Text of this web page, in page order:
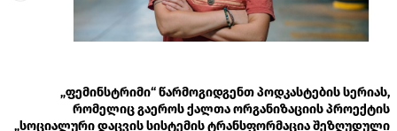
„ფემინსტრიმი“ წარმოგიდგენთ პოდკასტების სერიას,
რომელიც გაეროს ქალთა ორგანიზაციის პროექტის
„სოციალური დაცვის სისტემის ტრანსფორმაცია შეზღუდული